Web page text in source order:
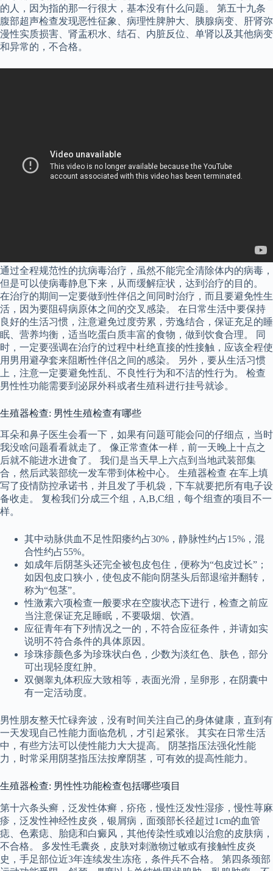
的人，因为指的那一行很大，基本没有什么问题。 第五十九条
腹部超声检查发现恶性征象、病理性脾肿大、胰腺病变、肝肾弥
漫性实质损害、肾盂积水、结石、内脏反位、单肾以及其他病变
和异常的，不合格。
通过全程规范性的抗病毒治疗，虽然不能完全清除体内的病毒，
但是可以使病毒静息下来，从而缓解症状，达到治疗的目的。
在治疗的期间一定要做到性伴侣之间同时治疗，而且要避免性生
活，因为要阻碍病原体之间的交叉感染。 在日常生活中要保持
良好的生活习惯，注意避免过度劳累，劳逸结合，保证充足的睡
眠、营养均衡，适当吃蛋白质丰富的食物，做到饮食合理。 同
时，一定要强调在治疗的过程中杜绝直接的性接触，应该全程使
用男用避孕套来阻断性伴侣之间的感染。 另外，要从生活习惯
上，注意一定要避免性乱、不良性行为和不洁的性行为。 检查
男性性功能需要到泌尿外科或者生殖科进行挂号就诊。
生殖器检查: 男性生殖检查有哪些
耳朵和鼻子医生会看一下，如果有问题可能会问的仔细点，当时
我没啥问题看看就走了。 像正常查体一样，前一天晚上十点之
后就不能进水进食了。 我们是当天早上六点到当地武装部集
合，然后武装部统一发车带到体检中心。 生殖器检查 在车上填
写了疫情防控承诺书，并且发了手机袋，下车就要把所有电子设
备收走。 复检我们分成三个组，A,B,C组，每个组查的项目不一
样。
其中动脉供血不足性阳痿约占30%，静脉性约占15%，混
合性约占55%。
如成年后阴茎头还完全被包皮包住，便称为“包皮过长”；
如因包皮口狭小，使包皮不能向阴茎头后部退缩并翻转，
称为“包茎”。
性激素六项检查一般要求在空腹状态下进行，检查之前应
当注意保证充足睡眠，不要吸烟、饮酒。
应征青年有下列情况之一的，不符合应征条件，并请如实
说明不符合条件的具体原因。
珍珠疹颜色多为珍珠状白色，少数为淡红色、肤色，部分
可出现轻度红肿。
双侧睾丸体积应大致相等，表面光滑，呈卵形，在阴囊中
有一定活动度。
男性朋友整天忙碌奔波，没有时间关注自己的身体健康，直到有
一天发现自己性能力面临危机，才引起紧张。 其实在日常生活
中，有些方法可以使性能力大大提高。 阴茎指压法强化性能
力，时常采用阴茎指压法按摩阴茎，可有效的提高性能力。
生殖器检查: 男性性功能检查包括哪些项目
第十六条头癣，泛发性体癣，疥疮，慢性泛发性湿疹，慢性荨麻
疹，泛发性神经性皮炎，银屑病，面颈部长径超过1cm的血管
痣、色素痣、胎痣和白癜风，其他传染性或难以治愈的皮肤病，
不合格。 多发性毛囊炎，皮肤对刺激物过敏或有接触性皮炎
史，手足部位近3年连续发生冻疮，条件兵不合格。 第四条颈部